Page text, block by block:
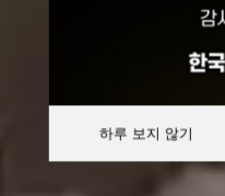
대한민국
하루 보지 않기